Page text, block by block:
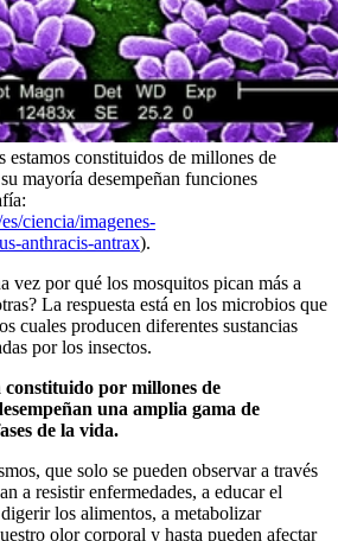
estamos constituidos de millones de
mayoría desempeñan funciones
ciencia/imagenes-
anthracis-antrax).
vez por qué los mosquitos pican más a
La respuesta está en los microbios que
cuales producen diferentes sustancias
por los insectos.
por millones de
una amplia gama de
de la vida.
que solo se pueden observar a través
a resistir enfermedades, a educar el
los alimentos, a metabolizar
olor corporal y hasta pueden afectar